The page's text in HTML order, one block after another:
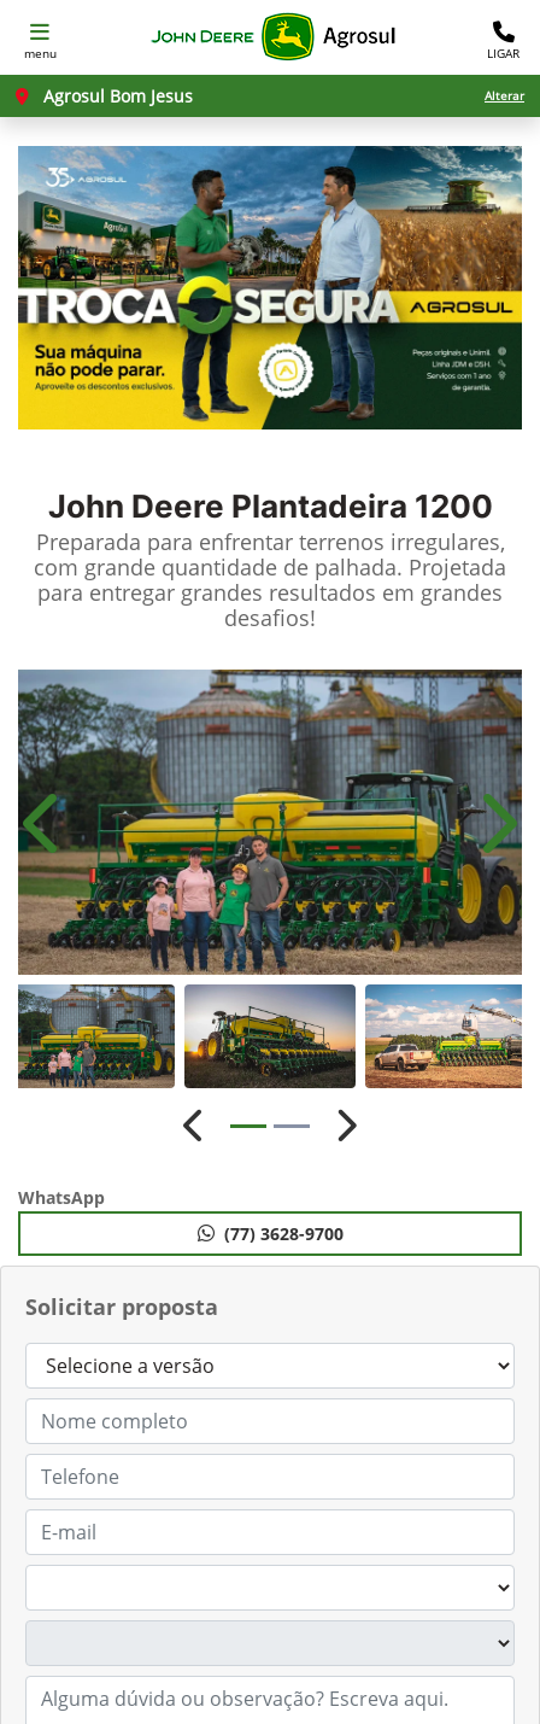
menu LIGAR
Agrosul Bom Jesus Alterar
John Deere Plantadeira 1200
Preparada para enfrentar terrenos irregulares,
com grande quantidade de palhada. Projetada
para entregar grandes resultados em grandes
desafios!​
Solicitar proposta
Anterior
Anterior Próximo
WhatsApp
(77) 3628-9700